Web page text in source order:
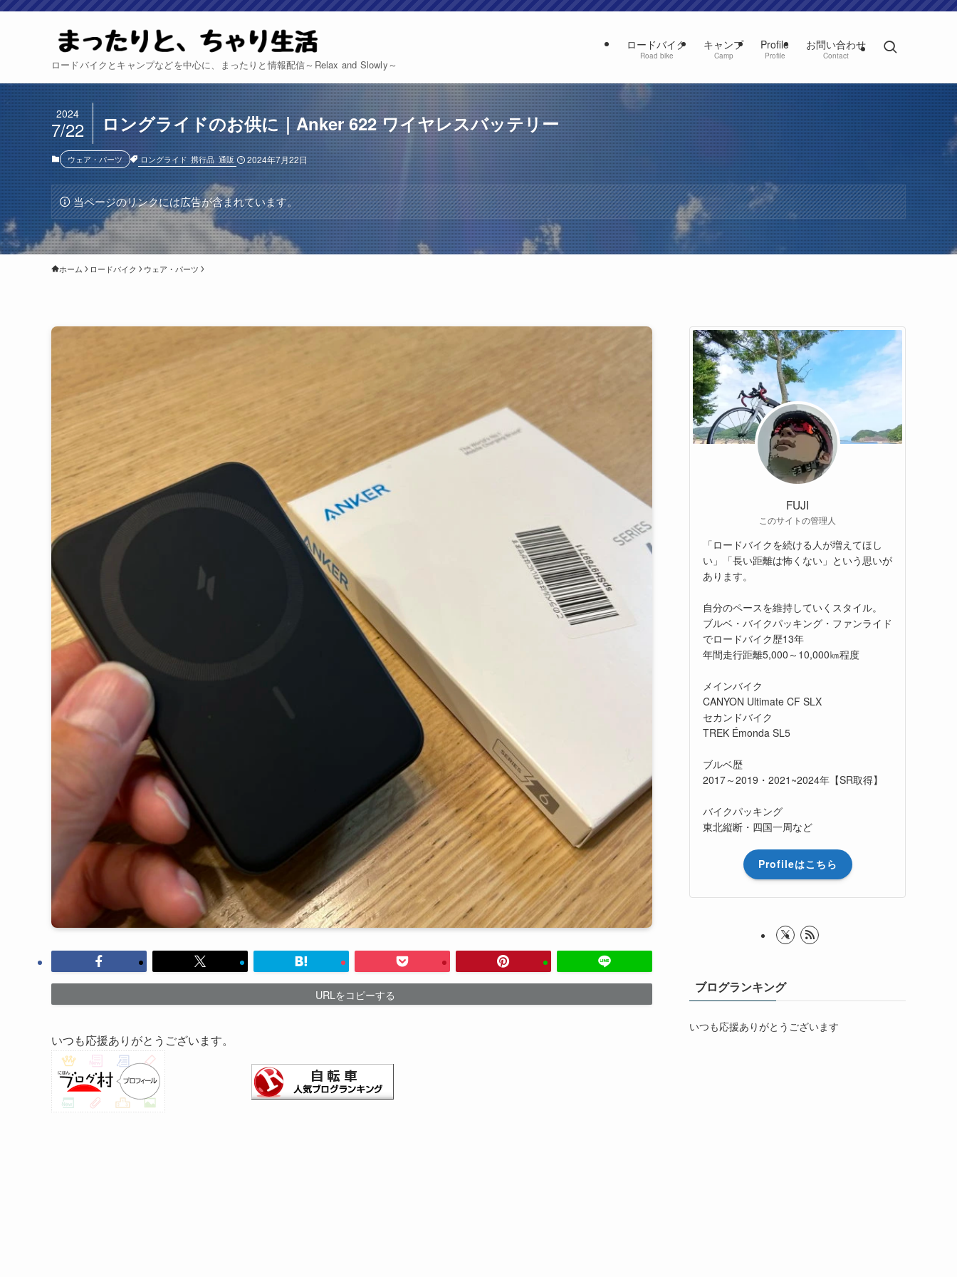
ロードバイクとキャンプなどを中心に、まったりと情報配信～Relax and Slowly～
ロードバイク
Road bike
キャンプ
Camp
Profile
Profile
お問い合わせ
Contact
ロングライドのお供に｜Anker 622 ワイヤレスバッテリー
2024
7/22
ウェア・パーツ ロングライド 携行品 通販 2024年7月22日
当ページのリンクには広告が含まれています。
ホーム ロードバイク ウェア・パーツ
URLをコピーする
いつも応援ありがとうございます。
FUJI
このサイトの管理人
「ロードバイクを続ける人が増えてほし
い」「長い距離は怖くない」という思いが
あります。
自分のペースを維持していくスタイル。
ブルベ・バイクパッキング・ファンライド
でロードバイク歴13年
年間走行距離5,000～10,000㎞程度
メインバイク
CANYON Ultimate CF SLX
セカンドバイク
TREK Émonda SL5
ブルベ歴
2017～2019・2021~2024年【SR取得】
バイクパッキング
東北縦断・四国一周など
Profileはこちら
ブログランキング
いつも応援ありがとうございます